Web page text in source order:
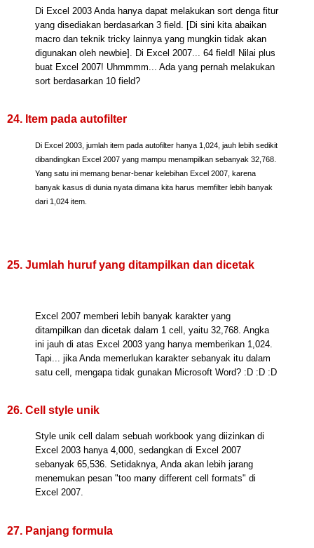
Di Excel 2003 Anda hanya dapat melakukan sort denga fitur
yang disediakan berdasarkan 3 field. [Di sini kita abaikan
macro dan teknik tricky lainnya yang mungkin tidak akan
digunakan oleh newbie]. Di Excel 2007... 64 field! Nilai plus
buat Excel 2007! Uhmmmm... Ada yang pernah melakukan
sort berdasarkan 10 field?
24. Item pada autofilter
Di Excel 2003, jumlah item pada autofilter hanya 1,024, jauh lebih sedikit
dibandingkan Excel 2007 yang mampu menampilkan sebanyak 32,768.
Yang satu ini memang benar-benar kelebihan Excel 2007, karena
banyak kasus di dunia nyata dimana kita harus memfilter lebih banyak
dari 1,024 item.
25. Jumlah huruf yang ditampilkan dan dicetak
Excel 2007 memberi lebih banyak karakter yang
ditampilkan dan dicetak dalam 1 cell, yaitu 32,768. Angka
ini jauh di atas Excel 2003 yang hanya memberikan 1,024.
Tapi... jika Anda memerlukan karakter sebanyak itu dalam
satu cell, mengapa tidak gunakan Microsoft Word? :D :D :D
26. Cell style unik
Style unik cell dalam sebuah workbook yang diizinkan di
Excel 2003 hanya 4,000, sedangkan di Excel 2007
sebanyak 65,536. Setidaknya, Anda akan lebih jarang
menemukan pesan "too many different cell formats" di
Excel 2007.
27. Panjang formula